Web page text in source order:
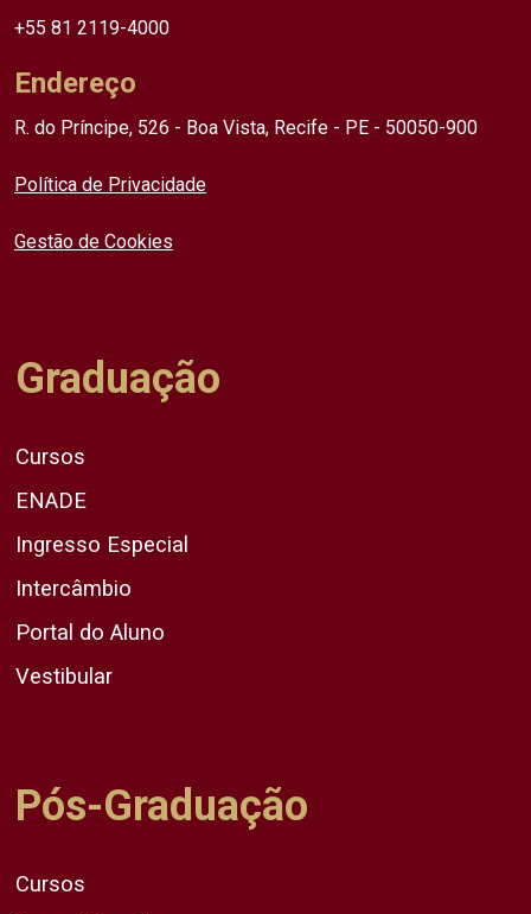
+55 81 2119-4000
Endereço
R. do Príncipe, 526 - Boa Vista, Recife - PE - 50050-900
Política de Privacidade
Gestão de Cookies
Graduação
Cursos
ENADE
Ingresso Especial
Intercâmbio
Portal do Aluno
Vestibular
Pós-Graduação
Cursos